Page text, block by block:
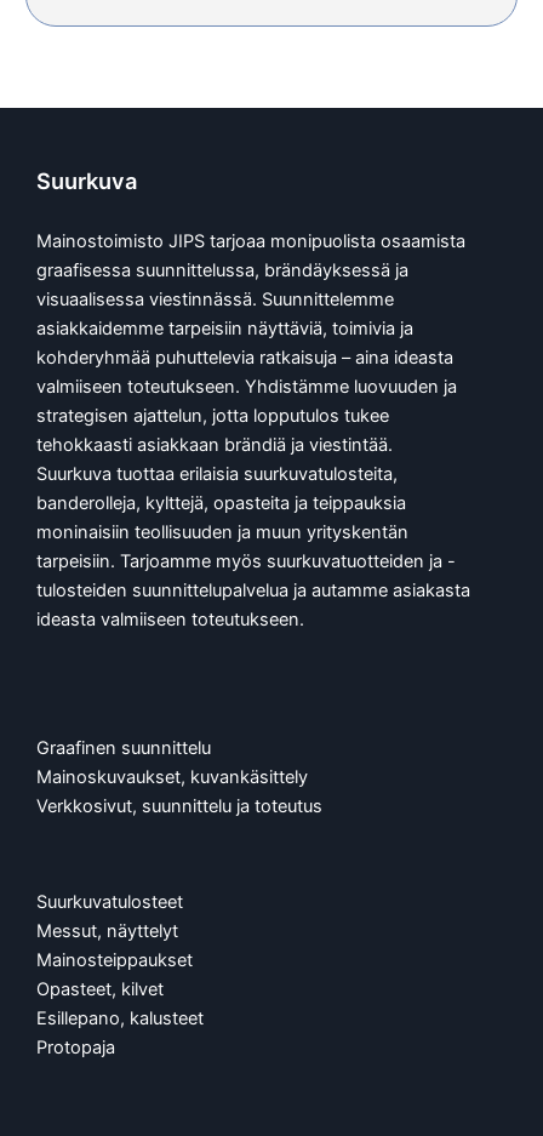
Suurkuva
Mainostoimisto JIPS tarjoaa monipuolista osaamista
graafisessa suunnittelussa, brändäyksessä ja
visuaalisessa viestinnässä. Suunnittelemme
asiakkaidemme tarpeisiin näyttäviä, toimivia ja
kohderyhmää puhuttelevia ratkaisuja – aina ideasta
valmiiseen toteutukseen. Yhdistämme luovuuden ja
strategisen ajattelun, jotta lopputulos tukee
tehokkaasti asiakkaan brändiä ja viestintää.
Suurkuva tuottaa erilaisia suurkuvatulosteita,
banderolleja, kylttejä, opasteita ja teippauksia
moninaisiin teollisuuden ja muun yrityskentän
tarpeisiin. Tarjoamme myös suurkuvatuotteiden ja -
tulosteiden suunnittelupalvelua ja autamme asiakasta
ideasta valmiiseen toteutukseen.
Graafinen suunnittelu
Mainoskuvaukset, kuvankäsittely
Verkkosivut, suunnittelu ja toteutus
Suurkuvatulosteet
Messut, näyttelyt
Mainosteippaukset
Opasteet, kilvet
Esillepano, kalusteet
Protopaja